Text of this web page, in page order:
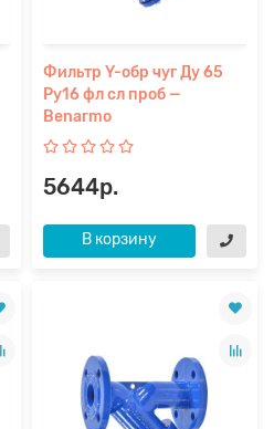
Фильтр Y-обр чуг Ду 65
Ру16 фл сл проб —
Benarmo
5644р.
В корзину